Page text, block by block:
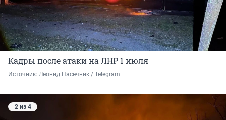
Кадры после атаки на ЛНР 1 июля
Источник: Леонид Пасечник / Telegram
2 из 4